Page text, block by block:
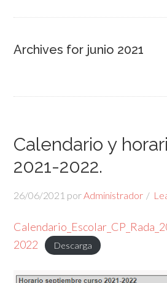
Archives for junio 2021
Calendario y
2021-2022.
26/06/2021 porAdministrador
2022
Descarga